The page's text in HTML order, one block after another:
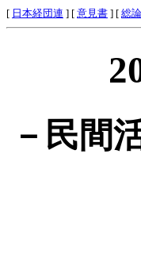
[ 日本経団連 ] [ 意見書 ] [ 総論
－民間